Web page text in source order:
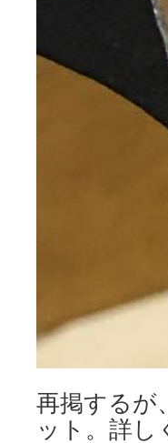
再掲するが
ット。詳し